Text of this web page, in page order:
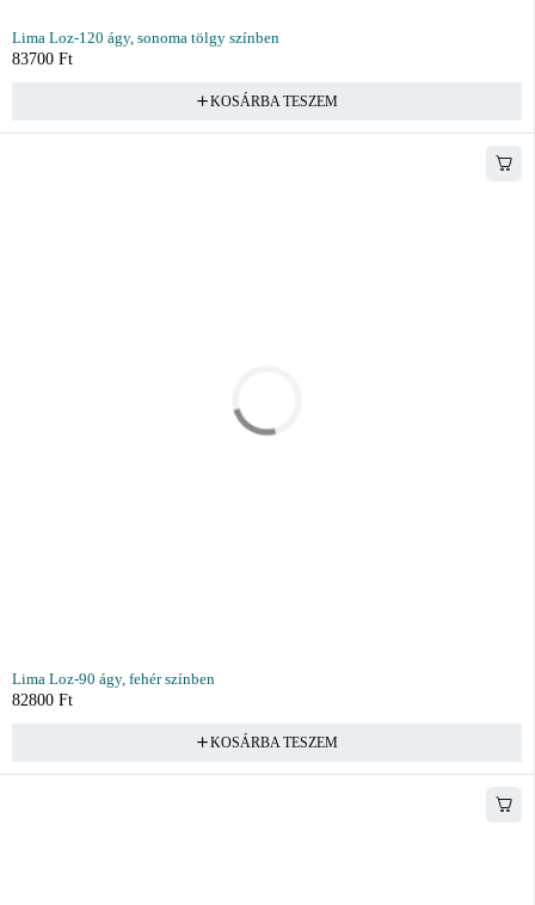
Lima Loz-120 ágy, sonoma tölgy színben
83700 Ft
KOSÁRBA TESZEM
Lima Loz-90 ágy, fehér színben
82800 Ft
KOSÁRBA TESZEM